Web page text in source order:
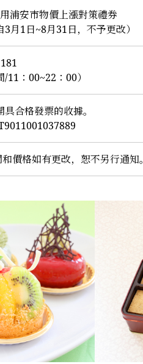
浦安市物價上漲對策禮券
3月1日~8月31日，不予更改）
/11：00~22：00）
合格發票的收據。
價格如有更改，恕不另行通知。